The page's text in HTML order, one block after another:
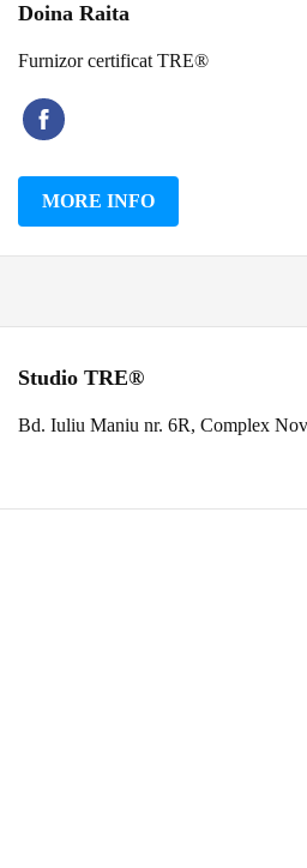
Doina Raita
Furnizor certificat TRE®
MORE INFO
Studio TRE®
Bd. Iuliu Maniu nr. 6R, Complex